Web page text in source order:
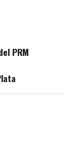
PRM